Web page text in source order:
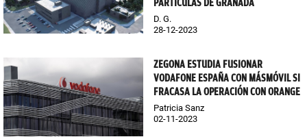
PARTÍCULAS DE GRANADA
D. G.
28-12-2023
ZEGONA ESTUDIA FUSIONAR
VODAFONE ESPAÑA CON MÁSMÓVIL SI
FRACASA LA OPERACIÓN CON ORANGE
Patricia Sanz
02-11-2023